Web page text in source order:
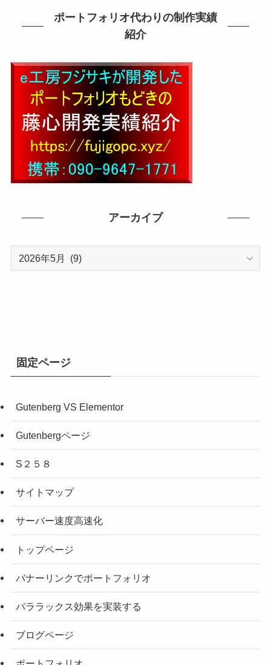
ポートフォリオ代わりの制作実績
紹介
アーカイブ
固定ページ
Gutenberg VS Elementor
Gutenbergページ
S２５８
サイトマップ
サーバー速度高速化
トップページ
バナーリンクでポートフォリオ
パララックス効果を実装する
ブログページ